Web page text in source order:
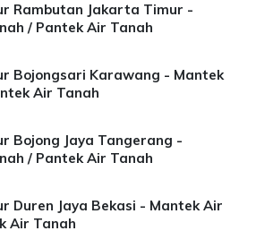
Rambutan Jakarta Timur -
/ Pantek Air Tanah
Bojongsari Karawang - Mantek
Air Tanah
Bojong Jaya Tangerang -
/ Pantek Air Tanah
Duren Jaya Bekasi - Mantek Air
Air Tanah